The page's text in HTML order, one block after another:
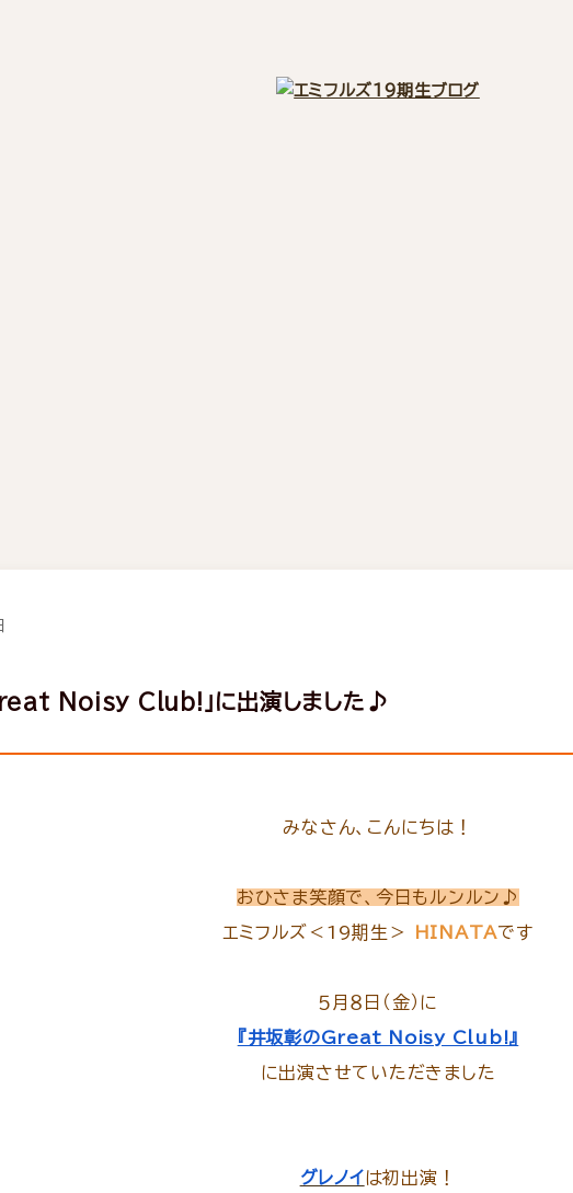
Noisy Club!」に出演しました♪
みなさん、こんにちは！
おひさま笑顔で、今日もルンルン♪
エミフルズ＜19期生＞
HINATAです
５月８日（金）に
『井坂彰のGreat Noisy Club!』
に出演させていただきました
グレノイは初出演！